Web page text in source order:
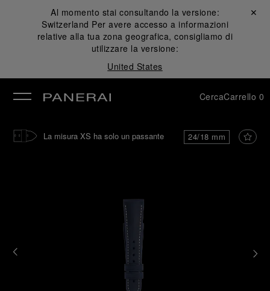
Al momento stai consultando la versione:
Switzerland Per avere accesso a informazioni
relative alla tua zona geografica, consigliamo di
utilizzare la versione:
United States
Chiudi ✕
CercaCarrello 0
24/18 mm
La misura XS ha solo un passante